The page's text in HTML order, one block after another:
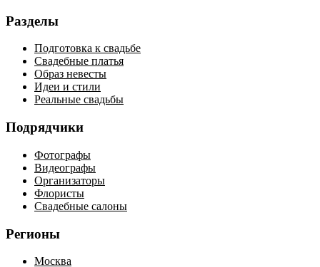
Разделы
Подготовка к свадьбе
Свадебные платья
Образ невесты
Идеи и стили
Реальные свадьбы
Подрядчики
Фотографы
Видеографы
Организаторы
Флористы
Свадебные салоны
Регионы
Москва